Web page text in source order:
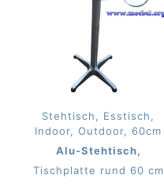
Stehtisch, Esstisch,
Indoor, Outdoor, 60cm
Alu-Stehtisch,
Tischplatte rund 60 cm